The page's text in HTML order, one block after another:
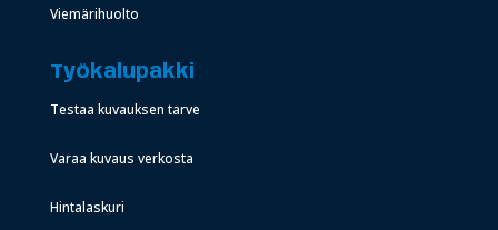
Viemärihuolto
Työkalupakki
Testaa kuvauksen tarve
Varaa kuvaus verkosta
Hintalaskuri